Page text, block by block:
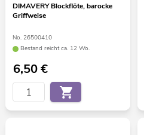
DIMAVERY Blockflöte, barocke
Griffweise
No. 26500410
Bestand reicht ca. 12 Wo.
6,50€